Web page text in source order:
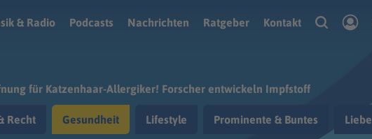
& Radio Podcasts Nachrichten Ratgeber Kontakt
für Katzenhaar-Allergiker! Forscher entwickeln Impfstoff
Recht Gesundheit Lifestyle Prominente & Buntes Liebe